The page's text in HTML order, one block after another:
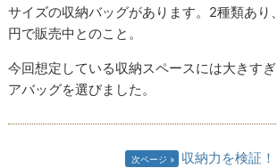
サイズの収納バッグがあります。2種類あ
円で販売中とのこと。
今回想定している収納スペースには大きす
アバッグを選びました。
次ページ 収納力を検証！